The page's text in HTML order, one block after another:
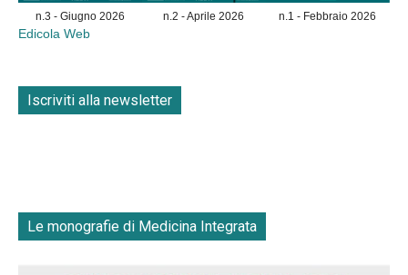
n.3 - Giugno 2026 n.2 - Aprile 2026 n.1 - Febbraio 2026
Edicola Web
Iscriviti alla newsletter
Le monografie di Medicina Integrata